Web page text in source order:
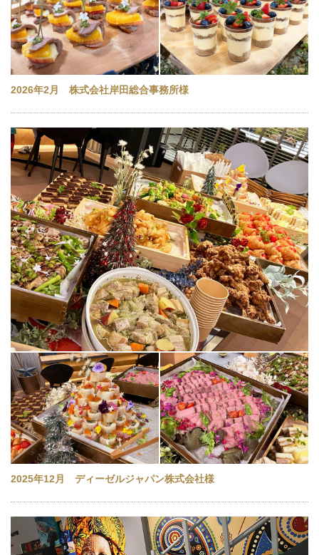
2026年2月 株式会社岸田総合事務所様
2025年12月 ディーゼルジャパン株式会社様